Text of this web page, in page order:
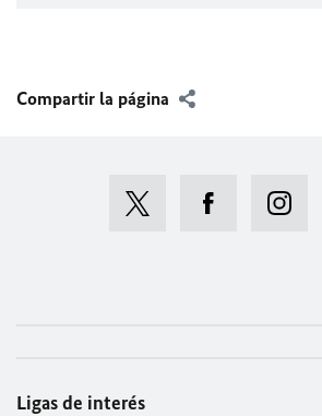
Compartir la página
Ligas de interés